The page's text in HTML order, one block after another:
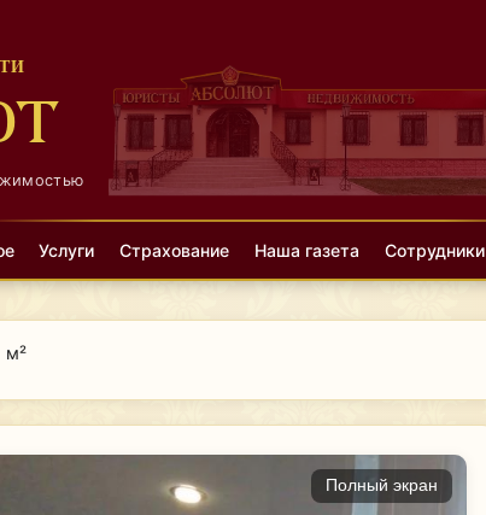
Услуги Страхование Наша газета Сотрудники
м²
Полный экран